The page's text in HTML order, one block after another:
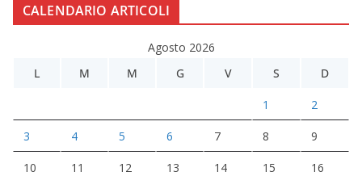
CALENDARIO ARTICOLI
Agosto 2026
L
M M G V S D
1 2
3 4 5 6 7 8 9
10 11 12 13 14 15 16